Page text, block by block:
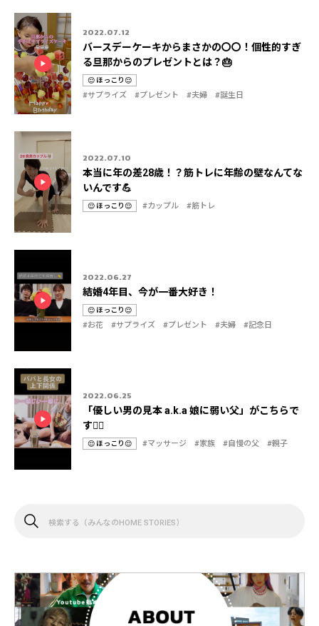
2022.07.12
バースデーケーキからまさかの〇〇！個性的すぎ
る旦那からのプレゼントとは？🎂
カ
😌 ほっこり😌
タ
#サプライズ #プレゼント #夫婦 #誕生日
2022.07.10
本当に年の差28歳！？筋トレに年齢の壁なんてな
いんです💪
カ😌 ほっこり😌
タ
#カップル #筋トレ
2022.06.27
結婚4年目、今が一番大好き！
カ
😌 ほっこり😌
タ
#お花 #サプライズ #プレゼント #夫婦 #記念日
2022.06.25
「優しい男の見本 a.k.a 娘に弱い父」がこちらで
す💁‍♀️
カ😌 ほっこり😌
タ
#マッサージ #家族 #自慢の父 #親子